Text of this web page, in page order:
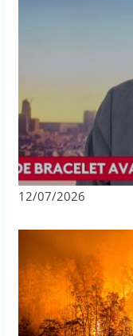
12/07/2026